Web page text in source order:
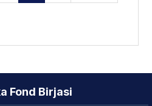
Fond Birjasi